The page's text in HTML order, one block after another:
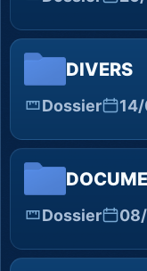
DIVERS
Dossier
Dossier